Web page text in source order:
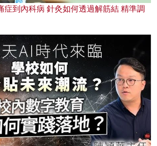
症到內科病 針灸如何透過解筋結 精準調